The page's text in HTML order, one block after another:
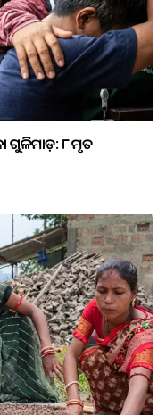
ଗୁଳିମାଡ଼: ୮ ମୃତ